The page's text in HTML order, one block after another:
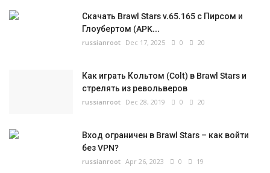
Скачать Brawl Stars v.65.165 с Пирсом и
Глоубертом (APK...
russianroot Dec 17, 2025 0 20
Как играть Кольтом (Colt) в Brawl Stars и
стрелять из револьверов
russianroot Dec 28, 2019 0 20
Вход ограничен в Brawl Stars – как войти
без VPN?
russianroot Apr 26, 2023 0 19